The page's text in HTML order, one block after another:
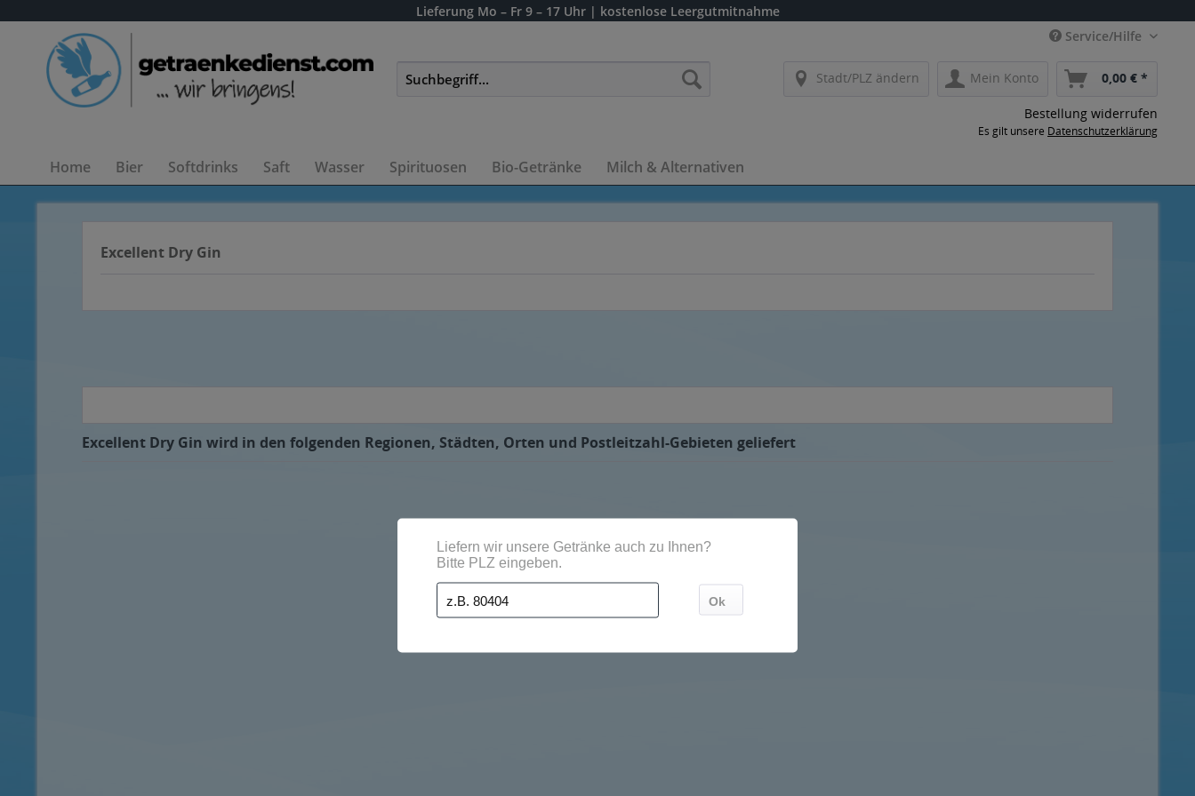
Lieferung Mo – Fr 9 – 17 Uhr | kostenlose Leergutmitnahme
Service/Hilfe
Stadt/PLZ ändern Mein Konto 0,00 € *
Bestellung widerrufen
Es gilt unsere Datenschutzerklärung
Home Bier Softdrinks Saft Wasser Spirituosen Bio-Getränke Milch & Alternativen
Excellent Dry Gin
Excellent Dry Gin wird in den folgenden Regionen, Städten, Orten und Postleitzahl-Gebieten geliefert